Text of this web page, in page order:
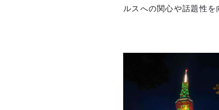
ルスへの関心や話題性